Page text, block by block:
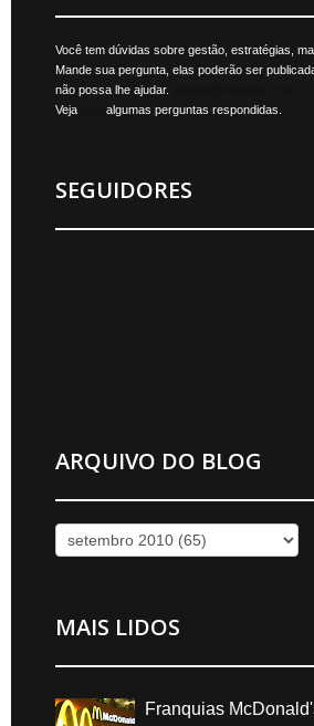
Você tem dúvidas sobre gestão, estratégias,
Mande sua pergunta, elas poderão ser
não possa lhe ajudar.
Veja
algumas perguntas respondidas.
SEGUIDORES
ARQUIVO DO BLOG
MAIS LIDOS
Franquias